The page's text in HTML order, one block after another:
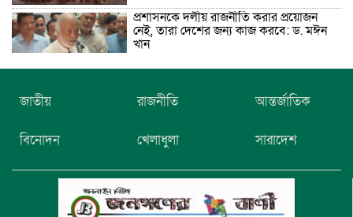
প্রশাসনকে দলীয় রাজনীতি করার প্রয়োজন
নেই, তারা দেশের জন্য কাজ করবে: ড. মঈন
খান
নিখোঁজের তিনদিন পর মাইক্রোবাস চালকের
মরদেহ উদ্ধার
উচ্চ বিদ্যালয়ের ৮১তম বার্ষিক ক্রীড়া
জাতীয় রাজনীতি আন্তর্জাতিক
বিনোদন খেলাধুলা সারাদেশ